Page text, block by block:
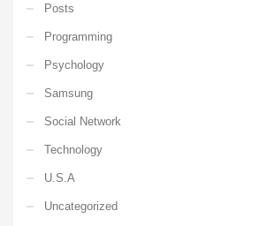
Posts
Programming
Psychology
Samsung
Social Network
Technology
U.S.A
Uncategorized